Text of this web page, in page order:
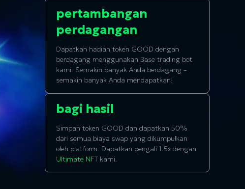
pertambangan
perdagangan
Dapatkan hadiah token GOOD dengan
berdagang menggunakan Base trading bot
kami. Semakin banyak Anda berdagang –
semakin banyak Anda mendapatkan!
bagi hasil
Simpan token GOOD dan dapatkan 50%
dari semua biaya swap yang dikumpulkan
oleh platform. Dapatkan pengali 1.5x dengan
Ultimate NFT kami.